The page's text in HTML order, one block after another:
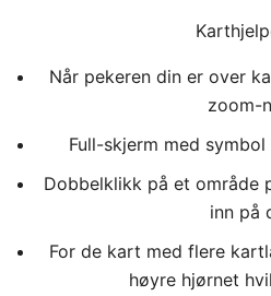
Når pekeren din er over
zoom-
Full-skjerm med
Dobbelklikk på et område
inn på
For de kart med flere
høyre hjørnet